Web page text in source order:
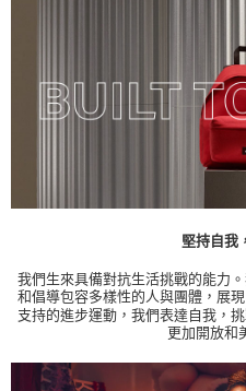
堅持自我
我們生來具備對抗生活挑戰的能力
和倡導包容多樣性的人與團體，展
支持的進步運動，我們表達自我，
更加開放和